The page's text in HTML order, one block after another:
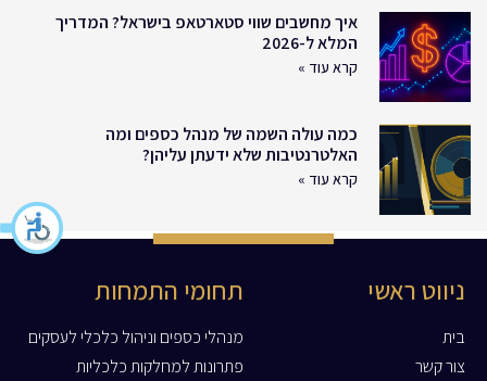
איך מחשבים שווי סטארטאפ בישראל? המדריך
המלא ל-2026
קרא עוד »
כמה עולה השמה של מנהל כספים ומה
האלטרנטיבות שלא ידעתן עליהן?
קרא עוד »
ניווט ראשי
בית
צור קשר
תחומי התמחות
מנהלי כספים וניהול כלכלי לעסקים
פתרונות למחלקות כלכליות